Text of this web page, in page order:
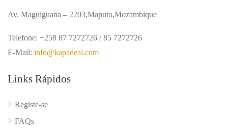
Av. Maguiguana – 2203,Maputo,Mozambique
Telefone: +258 87 7272726 / 85 7272726
E-Mail: info@kapadeal.com
Links Rápidos
Registe-se
FAQs